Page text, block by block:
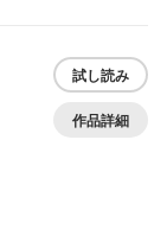
試し読み
作品詳細